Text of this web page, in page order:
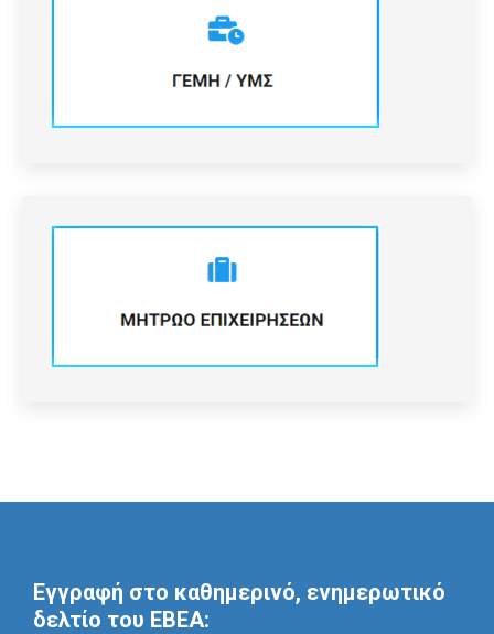
Εγγραφή στο καθημερινό, ενημερωτικό
δελτίο του ΕΒΕΑ: